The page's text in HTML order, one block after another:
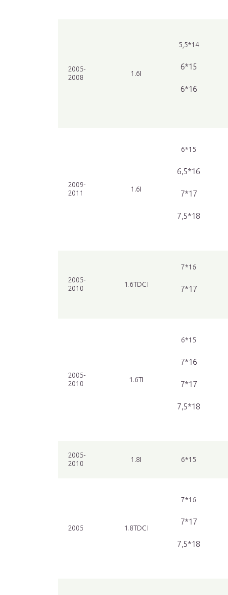
2005-
2008
1.6I
5,5*14
6*15
6*16
2009-
2011
1.6I
6*15
6,5*16
7*17
7,5*18
2005-
2010
1.6TDCI
7*16
7*17
2005-
2010
1.6TI
6*15
7*16
7*17
7,5*18
2005-
2010
1.8I 6*15
2005 1.8TDCI
7*16
7*17
7,5*18